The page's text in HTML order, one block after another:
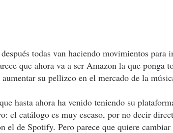
todas van haciendo movimientos para
que ahora va a ser Amazon la que ponga
su pellizco en el mercado de la
hasta ahora ha venido teniendo su
el catálogo es muy escaso, por no decir
el de Spotify. Pero parece que quiere cambiar